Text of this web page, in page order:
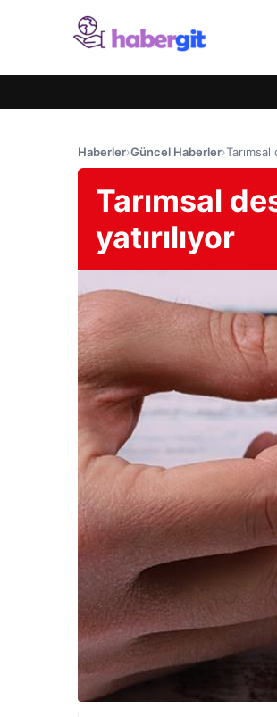
Haberler›Güncel Haberler›
Tarımsal
yatırılıyor